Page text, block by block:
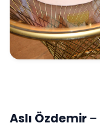
Aslı Özdemir –